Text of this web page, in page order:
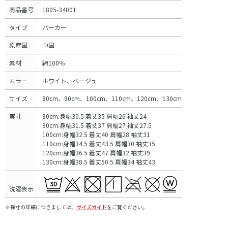
商品番号 1805-34001
タイプ パーカー
原産国 中国
素材 綿100％
カラー ホワイト、ベージュ
サイズ 80cm、90cm、100cm、110cm、120cm、130cm
実寸
80cm:身幅30.5 着丈35 肩幅26 袖丈24
90cm:身幅31.5 着丈37 肩幅27 袖丈27.5
100cm:身幅32.5 着丈40 肩幅28 袖丈31
110cm:身幅34.5 着丈43.5 肩幅30 袖丈35
120cm:身幅36.5 着丈47 肩幅32 袖丈39
130cm:身幅38.5 着丈50.5 肩幅34 袖丈43
洗濯表示
※採寸の詳細につきましては、 サイズガイドをご覧ください。